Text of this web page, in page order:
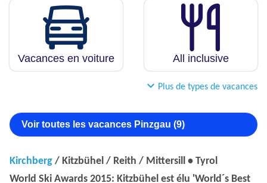
Vacances en voiture All inclusive
Plus de types de vacances
Voir toutes les vacances Pinzgau (9)
Kirchberg / Kitzbühel / Reith / Mittersill • Tyrol
World Ski Awards 2015: Kitzbühel est élu 'World´s Best